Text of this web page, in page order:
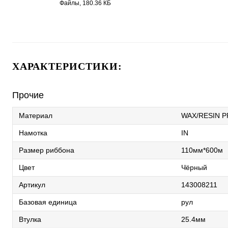
Файлы, 180.36 КБ
ХАРАКТЕРИСТИКИ:
Прочие
Материал WAX/RESIN
Намотка IN
Размер риббона 110мм*600м
Цвет Чёрный
Артикул 143008211
Базовая единица рул
Втулка 25.4мм